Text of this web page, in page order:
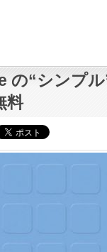
の“シンプ
料